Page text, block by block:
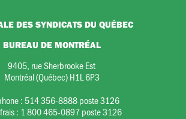
DES SYNDICATS DU QUÉBEC
BUREAU DE MONTRÉAL
9405, rue Sherbrooke Est
Montréal (Québec) H1L 6P3
: 514 356-8888 poste 3126
: 1 800 465-0897 poste 3126